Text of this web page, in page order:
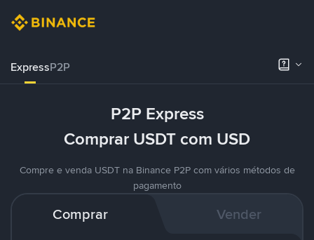
ExpressP2P
P2P Express
Comprar USDT com USD
Compre e venda USDT na Binance P2P com vários métodos de
pagamento
Comprar Vender